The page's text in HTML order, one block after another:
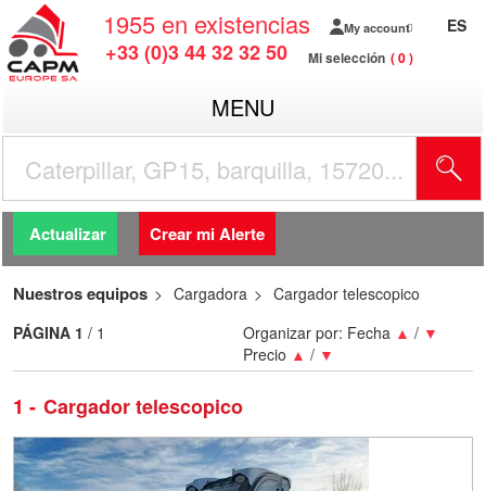
1955 en existencias
+33 (0)3 44 32 32 50
My account
Mi selección 0
ES
MENU
Actualizar Crear mi Alerte
Nuestros equipos Cargadora Cargador telescopico
1 Cargador telescopico
Organizar por: Fecha ▲ / ▼
Precio ▲ / ▼
PÁGINA 1 / 1